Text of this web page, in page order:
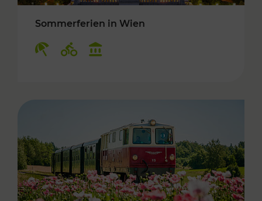
Sommerferien in Wien